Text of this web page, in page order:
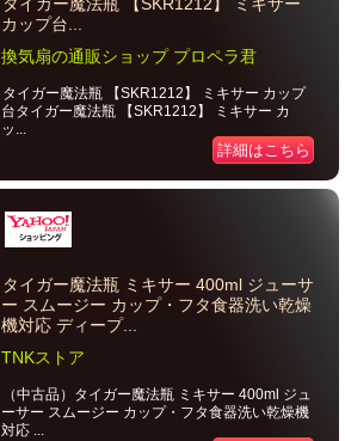
カップ台...
換気扇の通販ショップ プロペラ君
タイガー魔法瓶 【SKR1212】 ミキサー カップ
台タイガー魔法瓶 【SKR1212】 ミキサー カ
ッ...
詳細はこちら
タイガー魔法瓶 ミキサー 400ml ジューサ
ー スムージー カップ・フタ食器洗い乾燥
機対応 ディープ...
TNKストア
（中古品）タイガー魔法瓶 ミキサー 400ml ジュ
ーサー スムージー カップ・フタ食器洗い乾燥機
対応 ...